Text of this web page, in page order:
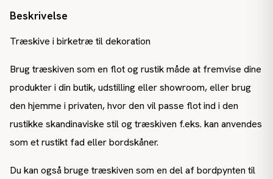
Beskrivelse
Træskive i birketræ til dekoration
Brug træskiven som en flot og rustik måde at fremvise dine
produkter i din butik, udstilling eller showroom, eller brug
den hjemme i privaten, hvor den vil passe flot ind i den
rustikke skandinaviske stil og træskiven f.eks. kan anvendes
som et rustikt fad eller bordskåner.
Du kan også bruge træskiven som en del af bordpynten til